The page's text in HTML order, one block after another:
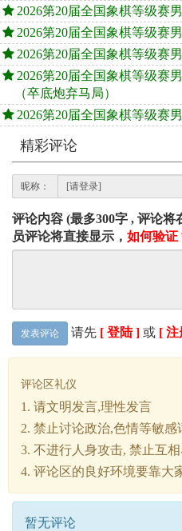
2026第20届全国象棋等级赛
2026第20届全国象棋等级赛
2026第20届全国象棋等级赛
2026第20届全国象棋等级赛
（卒底炮弃马局）
2026第20届全国象棋等级赛
精彩评论
昵称：
评论内容 (最多300字 , 评论
员评论将直接显示， 如何验证
发表评论 请先 [ 登陆 ] 或 [ 注
评论区礼仪
1. 请文明发言,理性发言
2. 禁止讨论政治,色情等敏感
3. 不进行人身攻击, 禁止互
4. 评论区的良好环境要靠大
暂无评论